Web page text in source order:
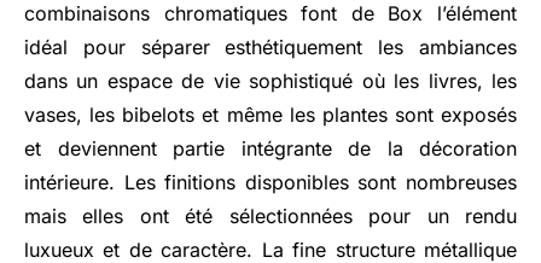
combinaisons chromatiques font de Box l’élément
idéal pour séparer esthétiquement les ambiances
dans un espace de vie sophistiqué où les livres, les
vases, les bibelots et même les plantes sont exposés
et deviennent partie intégrante de la décoration
intérieure. Les finitions disponibles sont nombreuses
mais elles ont été sélectionnées pour un rendu
luxueux et de caractère. La fine structure métallique